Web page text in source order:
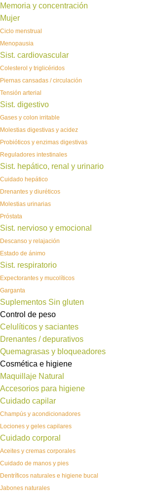
Memoria y concentración
Mujer
Ciclo menstrual
Menopausia
Sist. cardiovascular
Colesterol y triglicéridos
Piernas cansadas / circulación
Tensión arterial
Sist. digestivo
Gases y colon irritable
Molestias digestivas y acidez
Probióticos y enzimas digestivas
Reguladores intestinales
Sist. hepático, renal y urinario
Cuidado hepático
Drenantes y diuréticos
Molestias urinarias
Próstata
Sist. nervioso y emocional
Descanso y relajación
Estado de ánimo
Sist. respiratorio
Expectorantes y mucolíticos
Garganta
Suplementos Sin gluten
Control de peso
Celulíticos y saciantes
Drenantes / depurativos
Quemagrasas y bloqueadores
Cosmética e higiene
Maquillaje Natural
Accesorios para higiene
Cuidado capilar
Champús y acondicionadores
Lociones y geles capilares
Cuidado corporal
Aceites y cremas corporales
Cuidado de manos y pies
Dentríficos naturales e higiene bucal
Jabones naturales